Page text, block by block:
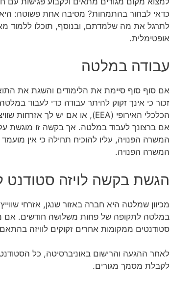
כדאי לבחור בהתמחות? מסיבה אחת פשוטה: היא
לתרגל את מה שלמדתם, ובנוסף, תוכלו ללמוד
אופטימלית.
עבודה במלטה
אם סוף סוף סיימת את הלימודים והשגת את
זכור כי אינך זקוק להיתר עבודה כדי לעבוד
הכלכלי האירופי (EEA), או אם יש לך אזרחות שוויצרית. מצד שני, אם זה לא המקרה שלך, עליך להגיש בקשה להיתר עבודה.
אם ברצונך לעבוד במלטה. אך בקשה זו מוגשת
המשרה הפנויה.
הגשת בקשה לויזה סטודנט
במלטה לתקופה של פחות משלושה חודשים. אם
סטודנטים ממקומות אחרים זקוקים לוויזה
לקבלת מסמך מגורים.